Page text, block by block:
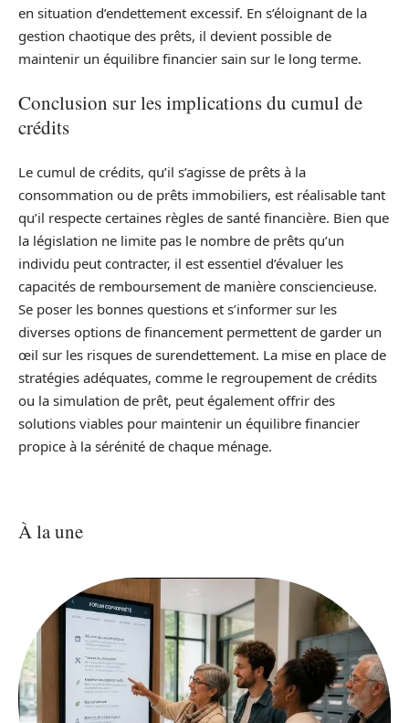
en situation d’endettement excessif. En s’éloignant de la
gestion chaotique des prêts, il devient possible de
maintenir un équilibre financier sain sur le long terme.
Conclusion sur les implications du cumul de
crédits
Le cumul de crédits, qu’il s’agisse de prêts à la
consommation ou de prêts immobiliers, est réalisable tant
qu’il respecte certaines règles de santé financière. Bien que
la législation ne limite pas le nombre de prêts qu’un
individu peut contracter, il est essentiel d’évaluer les
capacités de remboursement de manière consciencieuse.
Se poser les bonnes questions et s’informer sur les
diverses options de financement permettent de garder un
œil sur les risques de surendettement. La mise en place de
stratégies adéquates, comme le regroupement de crédits
ou la simulation de prêt, peut également offrir des
solutions viables pour maintenir un équilibre financier
propice à la sérénité de chaque ménage.
À la une